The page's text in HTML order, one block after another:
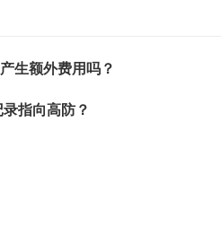
生额外费用吗？
指向高防？